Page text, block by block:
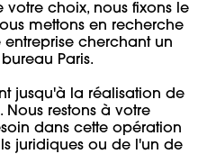
choix, nous fixons le
mettons en recherche
cherchant un
Paris.
jusqu'à la réalisation de
Nous restons à votre
dans cette opération
juridiques ou de l'un de